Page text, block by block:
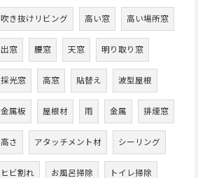
吹き抜けリビング 高い窓 高い場所窓
出窓 腰窓 天窓 明り取り窓
採光窓 高窓 貼替え 波型屋根
金属板 屋根材 雨 金属 排煙窓
高さ アタッチメント材 シーリング
ヒビ割れ お風呂掃除 トイレ掃除